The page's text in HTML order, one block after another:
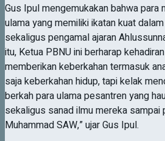
Gus Ipul mengemukakan bahwa para
ulama yang memiliki ikatan kuat
sekaligus pengamal ajaran
itu, Ketua PBNU ini berharap
memberikan keberkahan termasuk
saja keberkahan hidup, tapi kelak
berkah para ulama pesantren yang
sekaligus sanad ilmu mereka sampai
Muhammad SAW,” ujar Gus Ipul.